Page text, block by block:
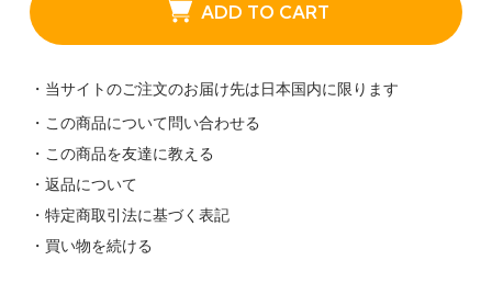
ADD TO CART
・当サイトのご注文のお届け先は日本国内に限ります
・この商品について問い合わせる
・この商品を友達に教える
・返品について
・特定商取引法に基づく表記
・買い物を続ける